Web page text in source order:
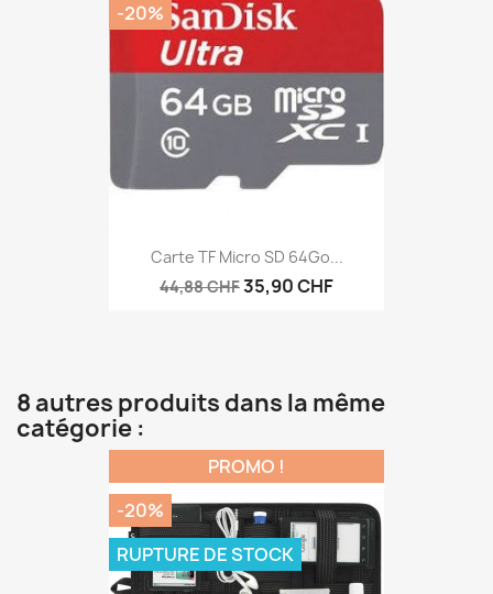
Carte TF Micro SD 64Go...
44,88 CHF35,90 CHF
-20%
8 autres produits dans la même
catégorie :
PROMO !
-20%
RUPTURE DE STOCK